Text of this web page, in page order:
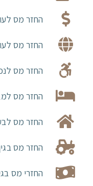
החזר מס
החזר מס
החזר מס
החזר מס
החזר מס
החזר מס
החזרי מס